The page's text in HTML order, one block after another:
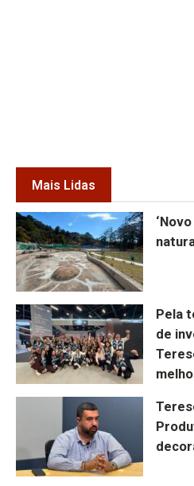
Mais Lidas
Pela
de